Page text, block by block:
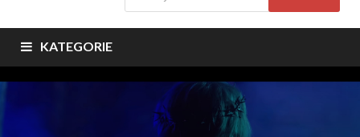
KATEGORIE